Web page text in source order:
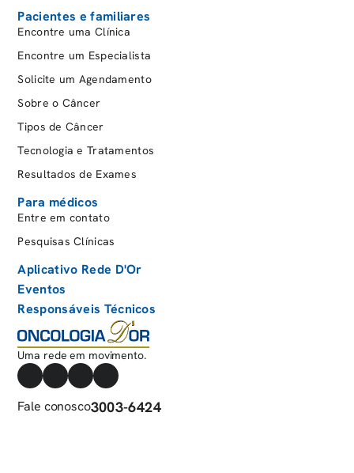
Palidez;
Cansaço excessivo;
Febre persistente e infecções frequentes;
Dores ósseas ou nas articulações;
Manchas roxas ou sangramentos sem causa
aparente;
Inchaço em gânglios linfáticos;
Dor abaixo da costela;
Perda de peso.
Ao notar esses sintomas, é fundamental buscar
orientação médica para uma investigação
adequada.
Como é feito o diagnóstico?
Pacientes e familiares
Encontre uma Clínica
Encontre um Especialista
Solicite um Agendamento
Sobre o Câncer
Tipos de Câncer
Tecnologia e Tratamentos
Resultados de Exames
Para médicos
Entre em contato
Pesquisas Clínicas
Aplicativo Rede D'Or
Eventos
Responsáveis Técnicos
Uma rede em movimento.
Fale conosco3003-6424